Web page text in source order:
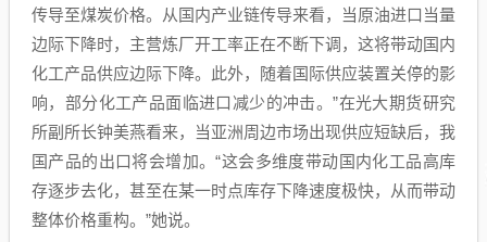
传导至煤炭价格。从国内产业链传导来看，当原油进口当量
边际下降时，主营炼厂开工率正在不断下调，这将带动国内
化工产品供应边际下降。此外，随着国际供应装置关停的影
响，部分化工产品面临进口减少的冲击。”在光大期货研究
所副所长钟美燕看来，当亚洲周边市场出现供应短缺后，我
国产品的出口将会增加。“这会多维度带动国内化工品高库
存逐步去化，甚至在某一时点库存下降速度极快，从而带动
整体价格重构。”她说。